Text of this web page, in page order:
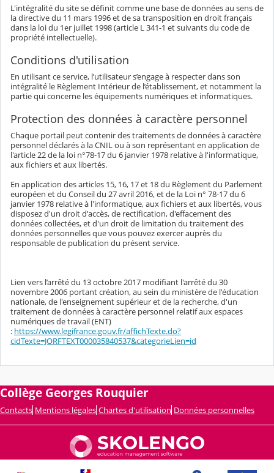
L'intégralité du site se définit comme une base de données au sens de
la directive du 11 mars 1996 et de sa transposition en droit français
dans la loi du 1er juillet 1998 (article L 341-1 et suivants du code de
propriété intellectuelle).
Conditions d'utilisation
En utilisant ce service, l’utilisateur s’engage à respecter dans son
intégralité le Règlement Intérieur de l’établissement, et notamment la
partie qui concerne les équipements numériques et informatiques.
Protection des données à caractère personnel
Chaque portail peut contenir des traitements de données à caractère
personnel déclarés à la CNIL ou à son représentant en application de
l'article 22 de la loi n°78-17 du 6 janvier 1978 relative à l'informatique,
aux fichiers et aux libertés.
En application des articles 15, 16, 17 et 18 du Règlement du Parlement
européen et du Conseil du 27 avril 2016, et de la Loi n° 78-17 du 6
janvier 1978 relative à l'informatique, aux fichiers et aux libertés, vous
disposez d'un droit d'accès, de rectification, d'effacement des
données collectées, et d'un droit de limitation du traitement des
données personnelles que vous pouvez exercer auprès du
responsable de publication du présent service.
Lien vers l’arrêté du 13 octobre 2017 modifiant l'arrêté du 30
novembre 2006 portant création, au sein du ministère de l'éducation
nationale, de l'enseignement supérieur et de la recherche, d'un
traitement de données à caractère personnel relatif aux espaces
numériques de travail (ENT)
: https://www.legifrance.gouv.fr/affichTexte.do?
cidTexte=JORFTEXT000035840537&categorieLien=id
Collège Georges Rouquier
Contacts Mentions légales Chartes d'utilisation Données personnelles